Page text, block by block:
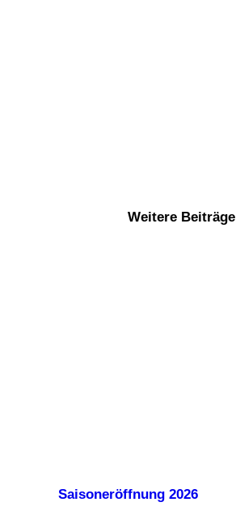
Weitere Beiträge
Saisoneröffnung 2026